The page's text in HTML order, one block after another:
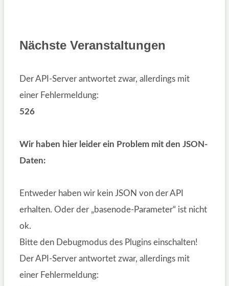
Nächste Veranstaltungen
Der API-Server antwortet zwar, allerdings mit
einer Fehlermeldung:
526
Wir haben hier leider ein Problem mit den JSON-
Daten:
Entweder haben wir kein JSON von der API
erhalten. Oder der „basenode-Parameter“ ist nicht
ok.
Bitte den Debugmodus des Plugins einschalten!
Der API-Server antwortet zwar, allerdings mit
einer Fehlermeldung: